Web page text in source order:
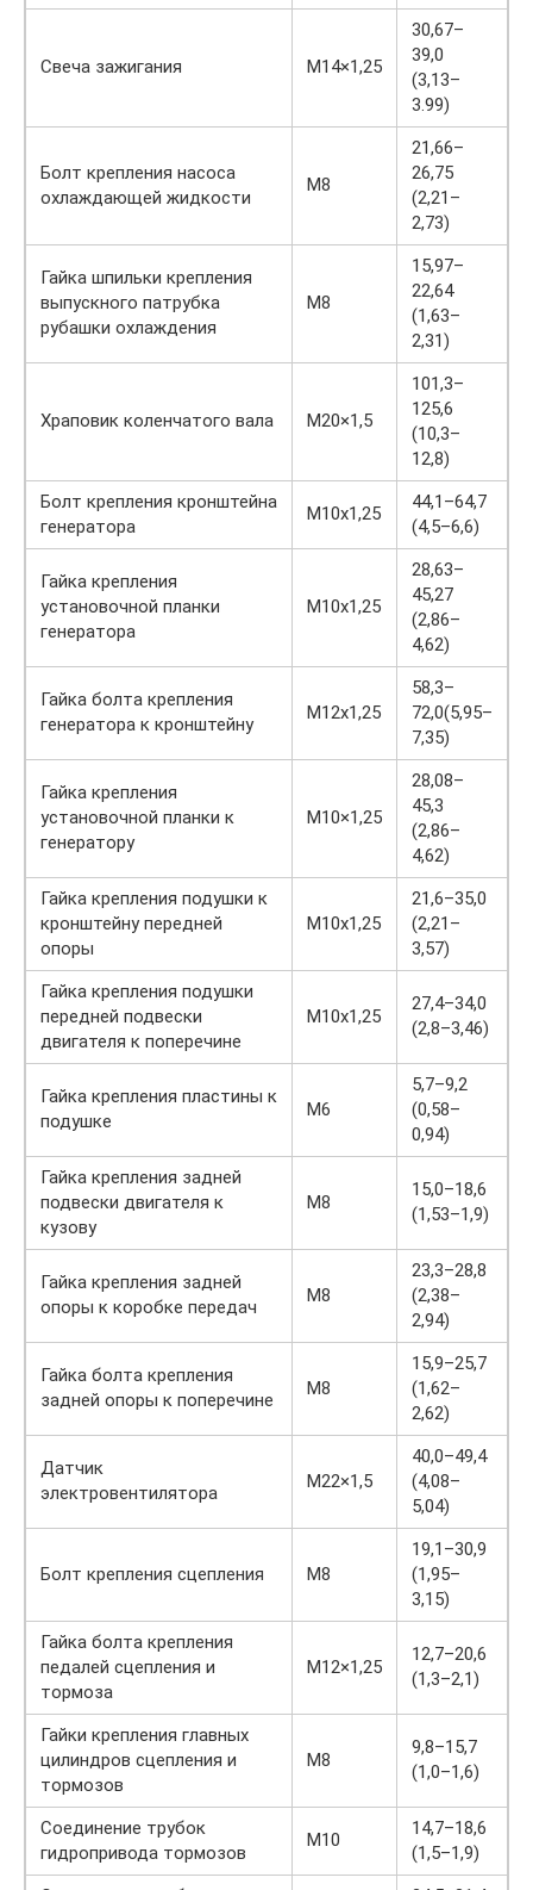
Свеча зажигания М14×1,25
30,67–
39,0
(3,13–
3.99)
Болт крепления насоса
охлаждающей жидкости
М8
21,66–
26,75
(2,21–
2,73)
Гайка шпильки крепления
выпускного патрубка
рубашки охлаждения
М8
15,97–
22,64
(1,63–
2,31)
Храповик коленчатого вала М20×1,5
101,3–
125,6
(10,3–
12,8)
Болт крепления кронштейна
генератора
M10x1,25
44,1–64,7
(4,5–6,6)
Гайка крепления
установочной планки
генератора
M10x1,25
28,63–
45,27
(2,86–
4,62)
Гайка болта крепления
генератора к кронштейну
M12x1,25
58,3–
72,0(5,95–
7,35)
Гайка крепления
установочной планки к
генератору
М10×1,25
28,08–
45,3
(2,86–
4,62)
Гайка крепления подушки к
кронштейну передней
опоры
M10x1,25
21,6–35,0
(2,21–
3,57)
Гайка крепления подушки
передней подвески
двигателя к поперечине
M10x1,25
27,4–34,0
(2,8–3,46)
Гайка крепления пластины к
подушке
M6
5,7–9,2
(0,58–
0,94)
Гайка крепления задней
подвески двигателя к
кузову
М8
15,0–18,6
(1,53–1,9)
Гайка крепления задней
опоры к коробке передач
М8
23,3–28,8
(2,38–
2,94)
Гайка болта крепления
задней опоры к поперечине
М8
15,9–25,7
(1,62–
2,62)
Датчик
электровентилятора
М22×1,5
40,0–49,4
(4,08–
5,04)
Болт крепления сцепления М8
19,1–30,9
(1,95–
3,15)
Гайка болта крепления
педалей сцепления и
тормоза
М12×1,25
12,7–20,6
(1,3–2,1)
Гайки крепления главных
цилиндров сцепления и
тормозов
М8
9,8–15,7
(1,0–1,6)
Соединение трубок
гидропривода тормозов
М10
14,7–18,6
(1,5–1,9)